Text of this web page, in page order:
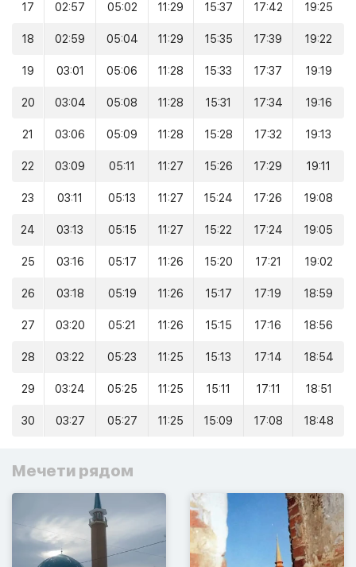
17 02:57 05:02 11:29 15:37 17:42 19:25
18 02:59 05:04 11:29 15:35 17:39 19:22
19 03:01 05:06 11:28 15:33 17:37 19:19
20 03:04 05:08 11:28 15:31 17:34 19:16
21 03:06 05:09 11:28 15:28 17:32 19:13
22 03:09 05:11 11:27 15:26 17:29 19:11
23 03:11 05:13 11:27 15:24 17:26 19:08
24 03:13 05:15 11:27 15:22 17:24 19:05
25 03:16 05:17 11:26 15:20 17:21 19:02
26 03:18 05:19 11:26 15:17 17:19 18:59
27 03:20 05:21 11:26 15:15 17:16 18:56
28 03:22 05:23 11:25 15:13 17:14 18:54
29 03:24 05:25 11:25 15:11 17:11 18:51
30 03:27 05:27 11:25 15:09 17:08 18:48
Мечети рядом